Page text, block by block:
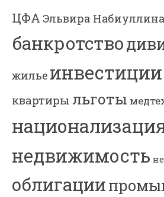
ЦФА Эльвира Набиуллина
банкротство
жилье инвестиции
квартиры льготы
недвижимость
облигации